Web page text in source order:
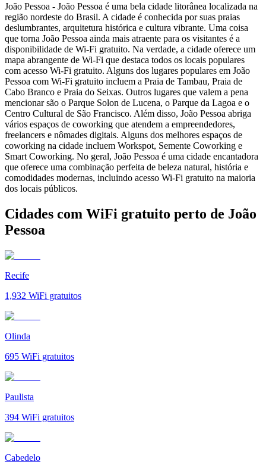
João Pessoa - João Pessoa é uma bela cidade litorânea localizada na
região nordeste do Brasil. A cidade é conhecida por suas praias
deslumbrantes, arquitetura histórica e cultura vibrante. Uma coisa
que torna João Pessoa ainda mais atraente para os visitantes é a
disponibilidade de Wi-Fi gratuito. Na verdade, a cidade oferece um
mapa abrangente de Wi-Fi que destaca todos os locais populares
com acesso Wi-Fi gratuito. Alguns dos lugares populares em João
Pessoa com Wi-Fi gratuito incluem a Praia de Tambau, Praia de
Cabo Branco e Praia do Seixas. Outros lugares que valem a pena
mencionar são o Parque Solon de Lucena, o Parque da Lagoa e o
Centro Cultural de São Francisco. Além disso, João Pessoa abriga
vários espaços de coworking que atendem a empreendedores,
freelancers e nômades digitais. Alguns dos melhores espaços de
coworking na cidade incluem Workspot, Semente Coworking e
Smart Coworking. No geral, João Pessoa é uma cidade encantadora
que oferece uma combinação perfeita de beleza natural, história e
comodidades modernas, incluindo acesso Wi-Fi gratuito na maioria
dos locais públicos.
Cidades com WiFi gratuito perto de João
Pessoa
Recife
1,932 WiFi gratuitos
Olinda
695 WiFi gratuitos
Paulista
394 WiFi gratuitos
Cabedelo